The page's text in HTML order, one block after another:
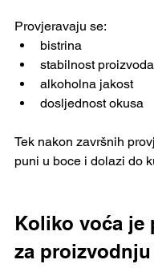
Provjeravaju se:
bistrina
stabilnost proizvoda
alkoholna jakost
dosljednost okusa
Tek nakon završnih
puni u boce i dolazi do
Koliko voća je
za